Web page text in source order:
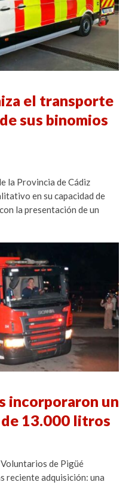
el transporte
sus binomios
la Provincia de Cádiz
en su capacidad de
la presentación de un
incorporaron un
13.000 litros
de Pigüé
reciente adquisición: una